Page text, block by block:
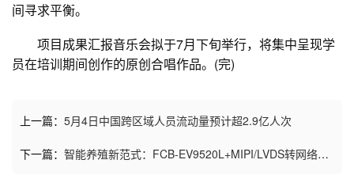
间寻求平衡。
项目成果汇报音乐会拟于7月下旬举行，将集中呈现学
员在培训期间创作的原创合唱作品。(完)
上一篇： 5月4日中国跨区域人员流动量预计超2.9亿人次
下一篇： 智能养殖新范式：FCB-EV9520L+MIPI/LVDS转网络编